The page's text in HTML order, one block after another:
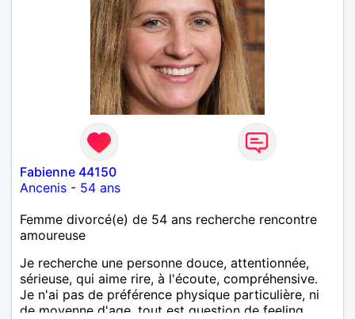
Fabienne 44150
Ancenis - 54 ans
Femme divorcé(e) de 54 ans recherche rencontre
amoureuse
Je recherche une personne douce, attentionnée,
sérieuse, qui aime rire, à l'écoute, compréhensive.
Je n'ai pas de préférence physique particulière, ni
de moyenne d'age, tout est question de feeling.